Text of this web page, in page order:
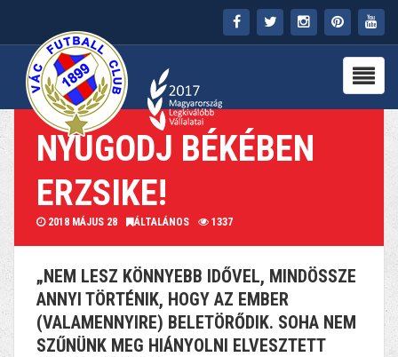
NYUGODJ BÉKÉBEN
ERZSIKE!
2018 MÁJUS 28 ÁLTALÁNOS 1337
„NEM LESZ KÖNNYEBB IDŐVEL, MINDÖSSZE
ANNYI TÖRTÉNIK, HOGY AZ EMBER
(VALAMENNYIRE) BELETÖRŐDIK. SOHA NEM
SZŰNÜNK MEG HIÁNYOLNI ELVESZTETT
FŐOLDAL
KLUB
HÍREK
STADION
PARTNEREK
SAJTÓ
MÉDIA